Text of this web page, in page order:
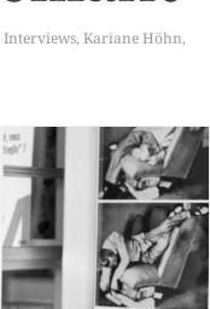
Interviews,Kariane Höhn,